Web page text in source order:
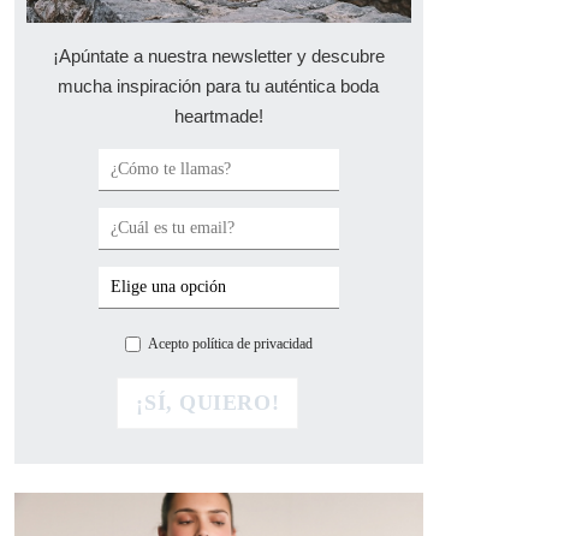
¡Apúntate a nuestra newsletter y descubre
mucha inspiración para tu auténtica boda
heartmade!
Acepto política de privacidad